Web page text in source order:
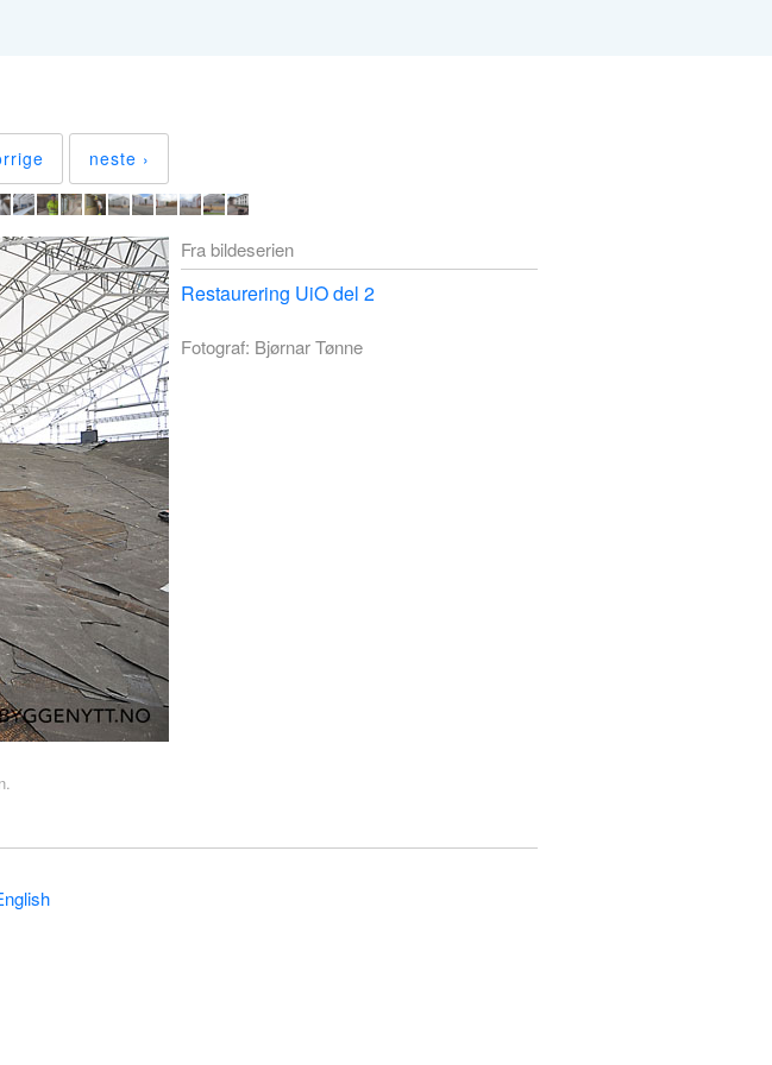
neste ›
Fra bildeserien
Restaurering UiO del 2
Fotograf: Bjørnar Tønne